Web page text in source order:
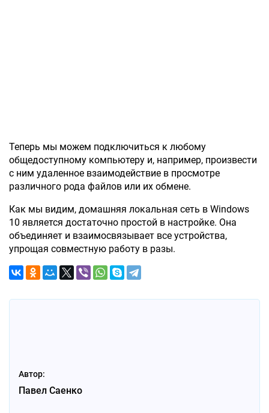
Теперь мы можем подключиться к любому
общедоступному компьютеру и, например, произвести
с ним удаленное взаимодействие в просмотре
различного рода файлов или их обмене.
Как мы видим, домашняя локальная сеть в Windows
10 является достаточно простой в настройке. Она
объединяет и взаимосвязывает все устройства,
упрощая совместную работу в разы.
Автор:
Павел Саенко